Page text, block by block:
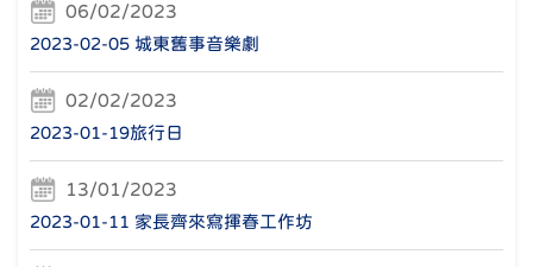
06/02/2023
2023-02-05 城東舊事音樂劇
02/02/2023
2023-01-19旅行日
13/01/2023
2023-01-11 家長齊來寫揮春工作坊